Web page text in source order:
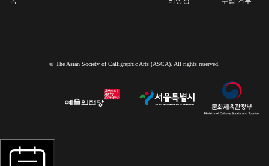
© The Asian Society of Calligraphic Arts (ASCA). All rights reserved.